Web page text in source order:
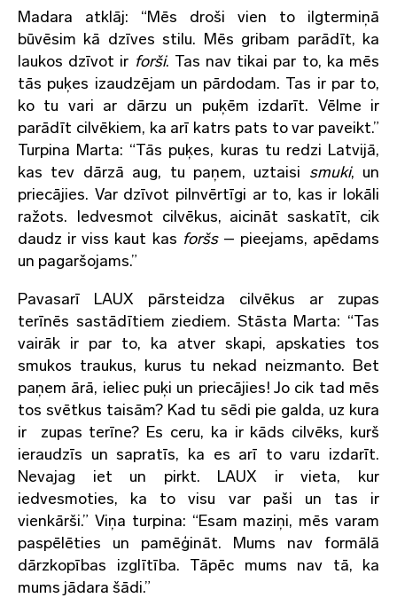
Madara atklāj: “Mēs droši vien to ilgtermiņā
būvēsim kā dzīves stilu. Mēs gribam parādīt, ka
laukos dzīvot ir forši. Tas nav tikai par to, ka mēs
tās puķes izaudzējam un pārdodam. Tas ir par to,
ko tu vari ar dārzu un puķēm izdarīt. Vēlme ir
parādīt cilvēkiem, ka arī katrs pats to var paveikt.”
Turpina Marta: “Tās puķes, kuras tu redzi Latvijā,
kas tev dārzā aug, tu paņem, uztaisi smuki, un
priecājies. Var dzīvot pilnvērtīgi ar to, kas ir lokāli
ražots. Iedvesmot cilvēkus, aicināt saskatīt, cik
daudz ir viss kaut kas foršs– pieejams, apēdams
un pagaršojams.”
Pavasarī LAUX pārsteidza cilvēkus ar zupas
terīnēs sastādītiem ziediem. Stāsta Marta: “Tas
vairāk ir par to, ka atver skapi, apskaties tos
smukos traukus, kurus tu nekad neizmanto. Bet
paņem ārā, ieliec puķi un priecājies! Jo cik tad mēs
tos svētkus taisām? Kad tu sēdi pie galda, uz kura
ir zupas terīne? Es ceru, ka ir kāds cilvēks, kurš
ieraudzīs un sapratīs, ka es arī to varu izdarīt.
Nevajag iet un pirkt. LAUX ir vieta, kur
iedvesmoties, ka to visu var paši un tas ir
vienkārši.” Viņa turpina: “Esam maziņi, mēs varam
paspēlēties un pamēģināt. Mums nav formālā
dārzkopības izglītība. Tāpēc mums nav tā, ka
mums jādara šādi.”